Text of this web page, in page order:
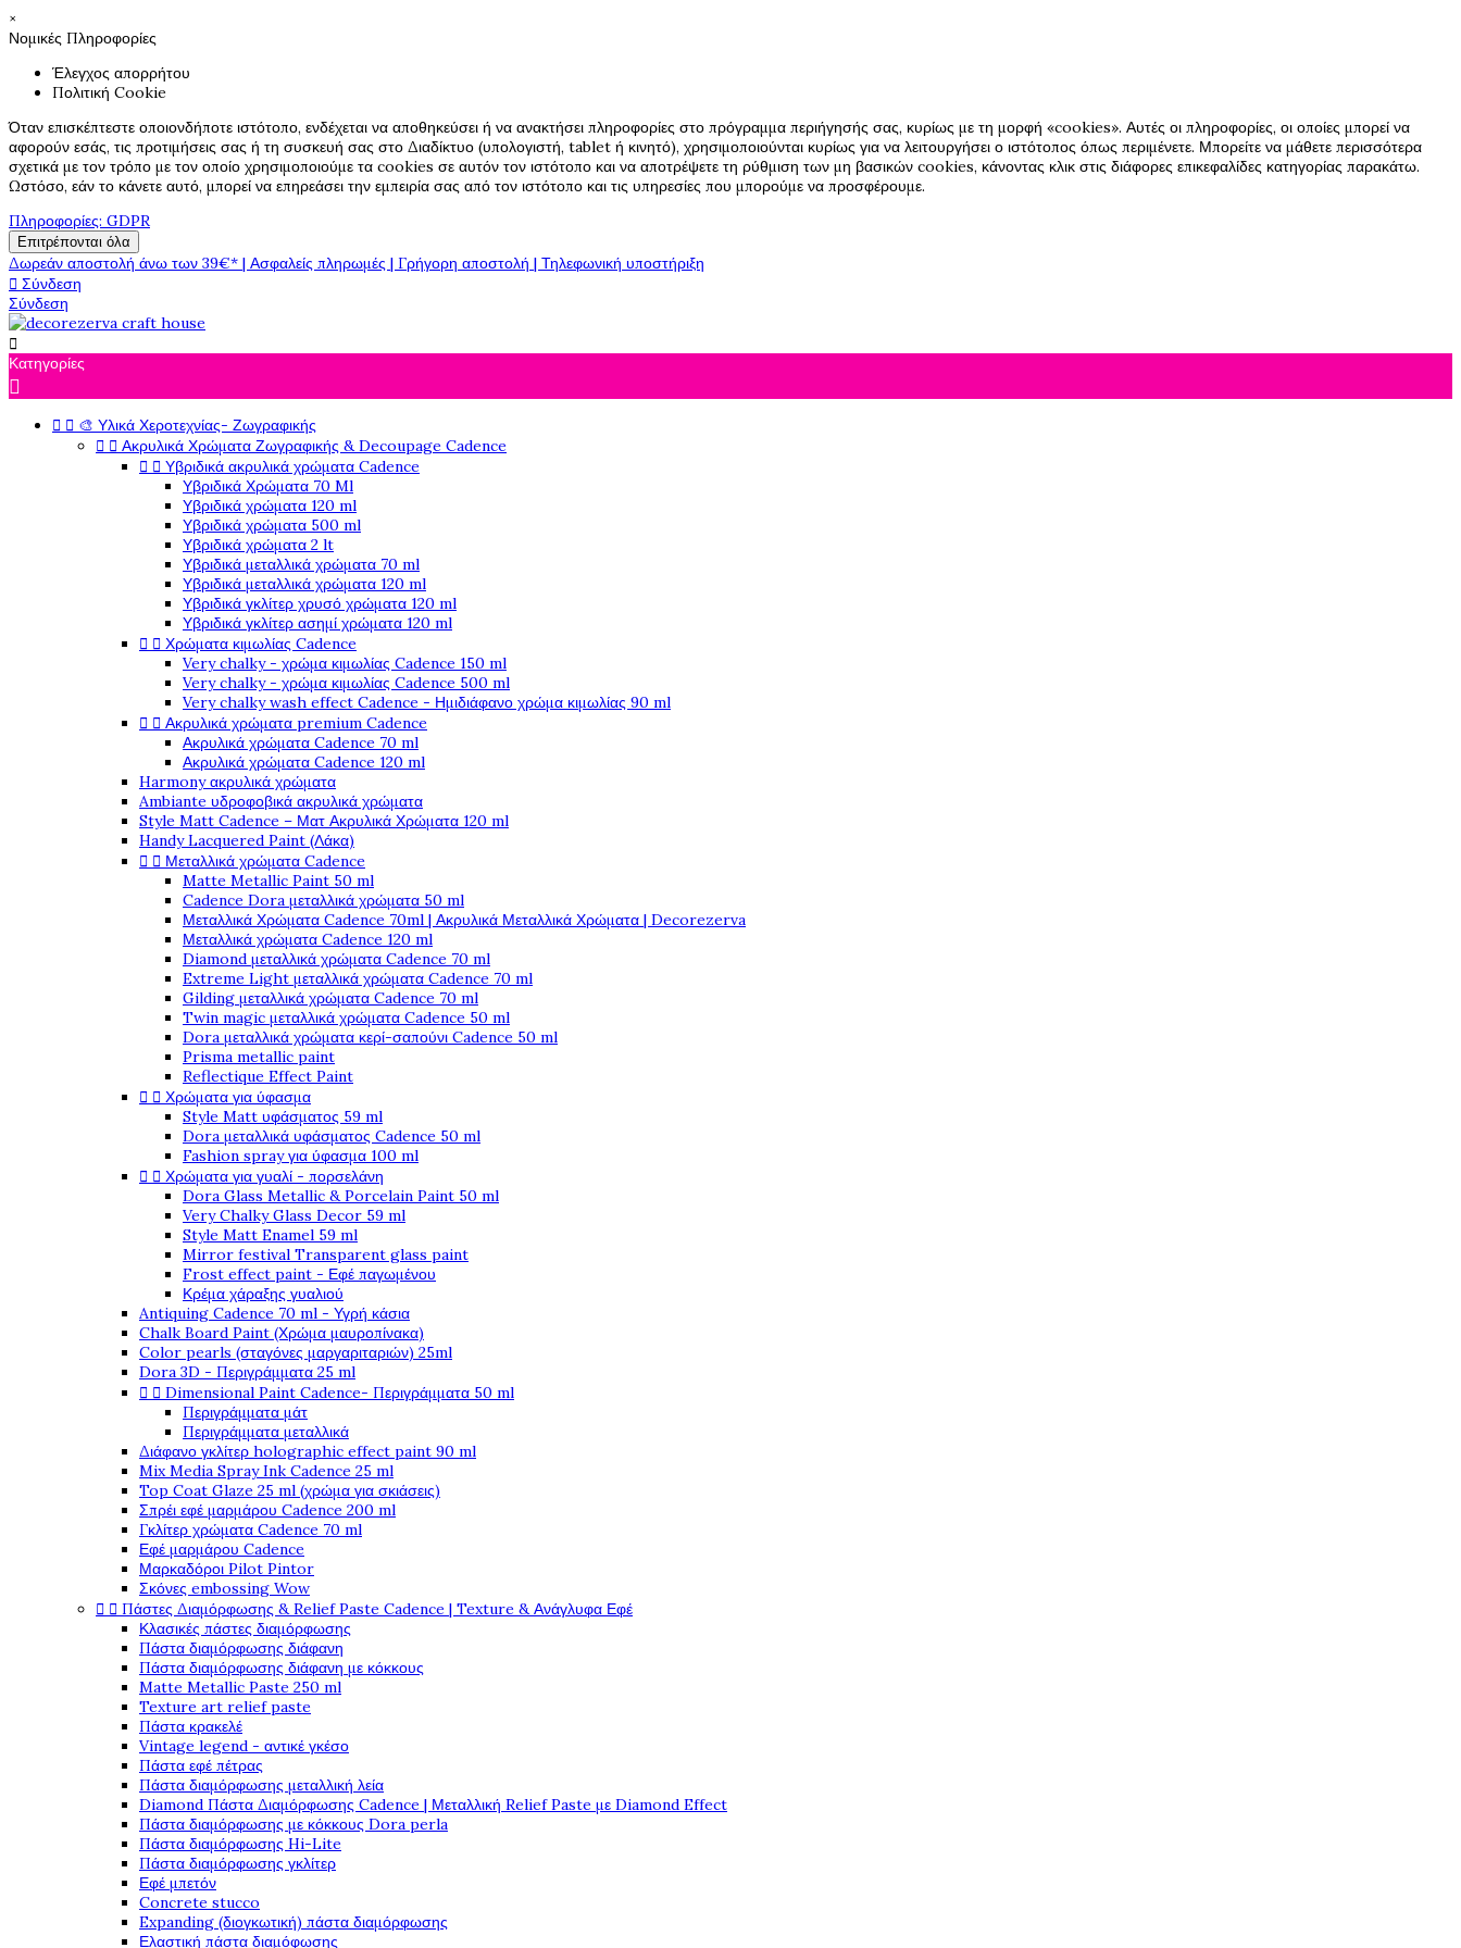
×
Νομικές Πληροφορίες
Έλεγχος απορρήτου
Πολιτική Cookie
Όταν επισκέπτεστε οποιονδήποτε ιστότοπο, ενδέχεται να αποθηκεύσει ή να ανακτήσει πληροφορίες στο πρόγραμμα περιήγησής σας, κυρίως με τη μορφή «cookies». Αυτές οι πληροφορίες, οι οποίες μπορεί να
αφορούν εσάς, τις προτιμήσεις σας ή τη συσκευή σας στο Διαδίκτυο (υπολογιστή, tablet ή κινητό), χρησιμοποιούνται κυρίως για να λειτουργήσει ο ιστότοπος όπως περιμένετε. Μπορείτε να μάθετε περισσότερα
σχετικά με τον τρόπο με τον οποίο χρησιμοποιούμε τα cookies σε αυτόν τον ιστότοπο και να αποτρέψετε τη ρύθμιση των μη βασικών cookies, κάνοντας κλικ στις διάφορες επικεφαλίδες κατηγορίας παρακάτω.
Ωστόσο, εάν το κάνετε αυτό, μπορεί να επηρεάσει την εμπειρία σας από τον ιστότοπο και τις υπηρεσίες που μπορούμε να προσφέρουμε.
Πληροφορίες: GDPR
Επιτρέπονται όλα
Δωρεάν αποστολή άνω των 39€* | Ασφαλείς πληρωμές | Γρήγορη αποστολή | Τηλεφωνική υποστήριξη
 Σύνδεση
Σύνδεση

Κατηγορίες

  🎨 Υλικά Χεροτεχνίας- Ζωγραφικής
  Ακρυλικά Χρώματα Ζωγραφικής & Decoupage Cadence
  Υβριδικά ακρυλικά χρώματα Cadence
Υβριδικά Χρώματα 70 Ml
Υβριδικά χρώματα 120 ml
Υβριδικά χρώματα 500 ml
Υβριδικά χρώματα 2 lt
Υβριδικά μεταλλικά χρώματα 70 ml
Υβριδικά μεταλλικά χρώματα 120 ml
Υβριδικά γκλίτερ χρυσό χρώματα 120 ml
Υβριδικά γκλίτερ ασημί χρώματα 120 ml
  Χρώματα κιμωλίας Cadence
Very chalky - χρώμα κιμωλίας Cadence 150 ml
Very chalky - χρώμα κιμωλίας Cadence 500 ml
Very chalky wash effect Cadence - Ημιδιάφανο χρώμα κιμωλίας 90 ml
  Ακρυλικά χρώματα premium Cadence
Ακρυλικά χρώματα Cadence 70 ml
Ακρυλικά χρώματα Cadence 120 ml
Harmony ακρυλικά χρώματα
Ambiante υδροφοβικά ακρυλικά χρώματα
Style Matt Cadence – Ματ Ακρυλικά Χρώματα 120 ml
Handy Lacquered Paint (Λάκα)
  Μεταλλικά χρώματα Cadence
Matte Metallic Paint 50 ml
Cadence Dora μεταλλικά χρώματα 50 ml
Μεταλλικά Χρώματα Cadence 70ml | Ακρυλικά Μεταλλικά Χρώματα | Decorezerva
Μεταλλικά χρώματα Cadence 120 ml
Diamond μεταλλικά χρώματα Cadence 70 ml
Extreme Light μεταλλικά χρώματα Cadence 70 ml
Gilding μεταλλικά χρώματα Cadence 70 ml
Twin magic μεταλλικά χρώματα Cadence 50 ml
Dora μεταλλικά χρώματα κερί-σαπούνι Cadence 50 ml
Prisma metallic paint
Reflectique Effect Paint
  Χρώματα για ύφασμα
Style Matt υφάσματος 59 ml
Dora μεταλλικά υφάσματος Cadence 50 ml
Fashion spray για ύφασμα 100 ml
  Χρώματα για γυαλί - πορσελάνη
Dora Glass Metallic & Porcelain Paint 50 ml
Very Chalky Glass Decor 59 ml
Style Matt Enamel 59 ml
Mirror festival Transparent glass paint
Frost effect paint - Εφέ παγωμένου
Κρέμα χάραξης γυαλιού
Antiquing Cadence 70 ml - Υγρή κάσια
Chalk Board Paint (Χρώμα μαυροπίνακα)
Color pearls (σταγόνες μαργαριταριών) 25ml
Dora 3D - Περιγράμματα 25 ml
  Dimensional Paint Cadence- Περιγράμματα 50 ml
Περιγράμματα μάτ
Περιγράμματα μεταλλικά
Διάφανο γκλίτερ holographic effect paint 90 ml
Mix Media Spray Ink Cadence 25 ml
Top Coat Glaze 25 ml (χρώμα για σκιάσεις)
Σπρέι εφέ μαρμάρου Cadence 200 ml
Γκλίτερ χρώματα Cadence 70 ml
Εφέ μαρμάρου Cadence
Μαρκαδόροι Pilot Pintor
Σκόνες embossing Wow
  Πάστες Διαμόρφωσης & Relief Paste Cadence | Texture & Ανάγλυφα Εφέ
Κλασικές πάστες διαμόρφωσης
Πάστα διαμόρφωσης διάφανη
Πάστα διαμόρφωσης διάφανη με κόκκους
Matte Metallic Paste 250 ml
Texture art relief paste
Πάστα κρακελέ
Vintage legend - αντικέ γκέσο
Πάστα εφέ πέτρας
Πάστα διαμόρφωσης μεταλλική λεία
Diamond Πάστα Διαμόρφωσης Cadence | Μεταλλική Relief Paste με Diamond Effect
Πάστα διαμόρφωσης με κόκκους Dora perla
Πάστα διαμόρφωσης Hi-Lite
Πάστα διαμόρφωσης γκλίτερ
Εφέ μπετόν
Concrete stucco
Expanding (διογκωτική) πάστα διαμόρφωσης
Ελαστική πάστα διαμόφωσης